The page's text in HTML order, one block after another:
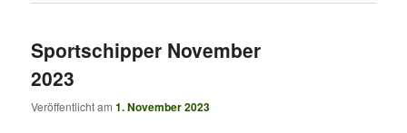
Sportschipper November
2023
Veröffentlicht am1. November 2023